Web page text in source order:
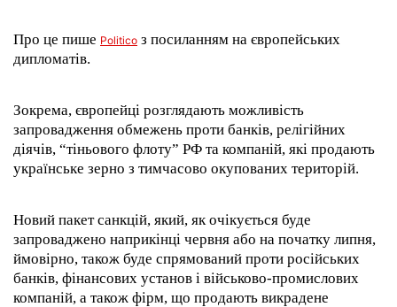
Про це пише Politico з посиланням на європейських
дипломатів.
Зокрема, європейці розглядають можливість
запровадження обмежень проти банків, релігійних
діячів, “тіньового флоту” РФ та компаній, які продають
українське зерно з тимчасово окупованих територій.
Новий пакет санкцій, який, як очікується буде
запроваджено наприкінці червня або на початку липня,
ймовірно, також буде спрямований проти російських
банків, фінансових установ і військово-промислових
компаній, а також фірм, що продають викрадене